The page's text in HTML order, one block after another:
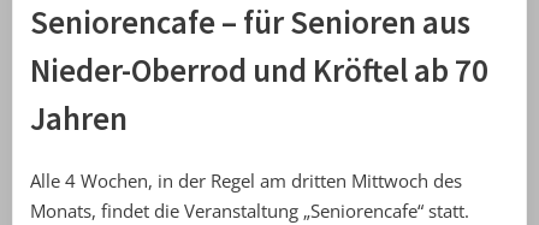
Seniorencafe – für Senioren aus
Nieder-Oberrod und Kröftel ab 70
Jahren
Alle 4 Wochen, in der Regel am dritten Mittwoch des
Monats, findet die Veranstaltung „Seniorencafe“ statt.